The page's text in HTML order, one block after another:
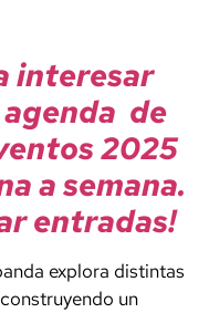
interesar
de
2025
a semana.
entradas!
explora distintas
un